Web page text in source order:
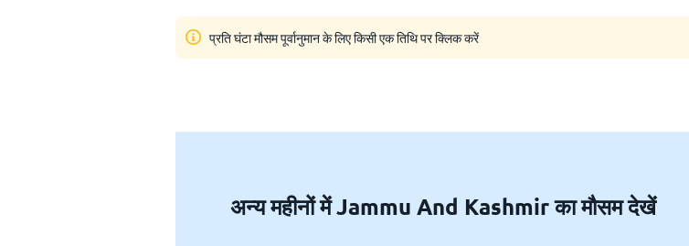
प्रति घंटा मौसम पूर्वानुमान के लिए किसी एक तिथि पर क्लिक करें
अन्य महीनों में Jammu And Kashmir का मौसम देखें